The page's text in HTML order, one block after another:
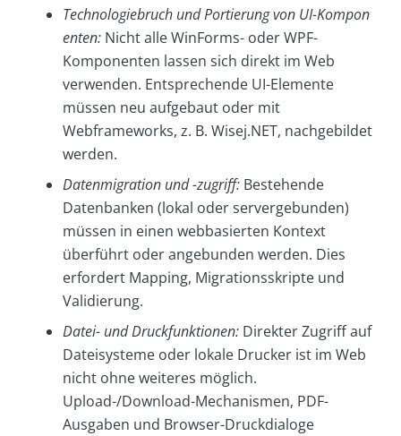
Technologiebruch und Portierung von UI-Kompon
enten: Nicht alle WinForms- oder WPF-
Komponenten lassen sich direkt im Web
verwenden. Entsprechende UI-Elemente
müssen neu aufgebaut oder mit
Webframeworks, z. B. Wisej.NET, nachgebildet
werden.
Datenmigration und -zugriff: Bestehende
Datenbanken (lokal oder servergebunden)
müssen in einen webbasierten Kontext
überführt oder angebunden werden. Dies
erfordert Mapping, Migrationsskripte und
Validierung.
Datei- und Druckfunktionen: Direkter Zugriff auf
Dateisysteme oder lokale Drucker ist im Web
nicht ohne weiteres möglich.
Upload-/Download-Mechanismen, PDF-
Ausgaben und Browser-Druckdialoge